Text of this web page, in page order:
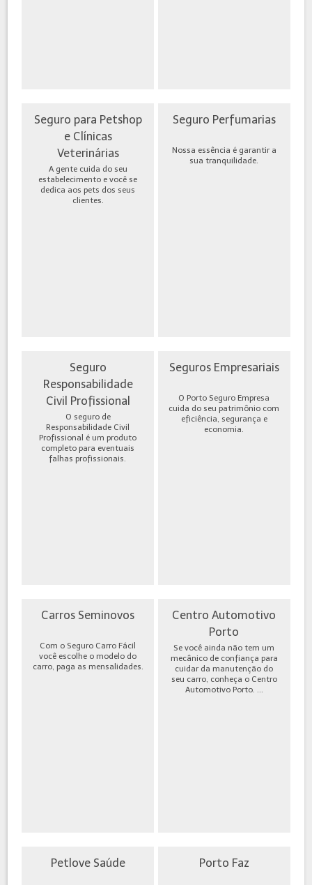
Seguro para Petshop
e Clínicas
Veterinárias
A gente cuida do seu
estabelecimento e você se
dedica aos pets dos seus
clientes.
Seguro Perfumarias
Nossa essência é garantir a
sua tranquilidade.
Seguro
Responsabilidade
Civil Profissional
O seguro de
Responsabilidade Civil
Profissional é um produto
completo para eventuais
falhas profissionais.
Seguros Empresariais
O Porto Seguro Empresa
cuida do seu patrimônio com
eficiência, segurança e
economia.
Carros Seminovos
Com o Seguro Carro Fácil
você escolhe o modelo do
carro, paga as mensalidades.
Centro Automotivo
Porto
Se você ainda não tem um
mecânico de confiança para
cuidar da manutenção do
seu carro, conheça o Centro
Automotivo Porto. ...
Petlove Saúde Porto Faz